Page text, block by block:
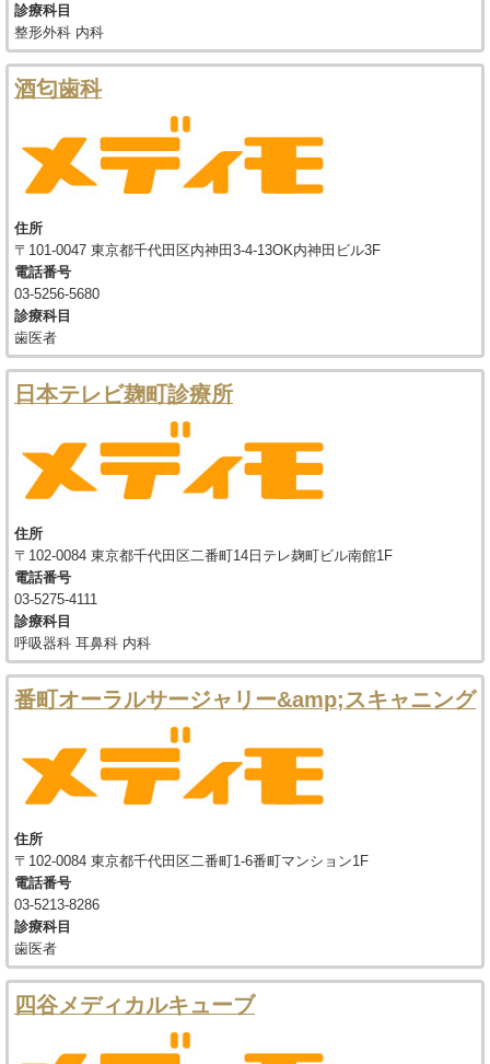
診療科目
整形外科 内科
酒匂歯科
住所
〒101-0047 東京都千代田区内神田3-4-13OK内神田ビル3F
電話番号
03-5256-5680
診療科目
歯医者
日本テレビ麹町診療所
住所
〒102-0084 東京都千代田区二番町14日テレ麹町ビル南館1F
電話番号
03-5275-4111
診療科目
呼吸器科 耳鼻科 内科
番町オーラルサージャリー&amp;スキャニング
住所
〒102-0084 東京都千代田区二番町1-6番町マンション1F
電話番号
03-5213-8286
診療科目
歯医者
四谷メディカルキューブ